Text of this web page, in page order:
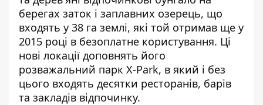
берегах заток і заплавних озерець, що
входять у 38 га землі, які той отримав ще у
2015 році в безоплатне користування. Ці
нові локації доповнять його
розважальний парк X-Park, в який і без
цього входять десятки ресторанів, барів
та закладів відпочинку.